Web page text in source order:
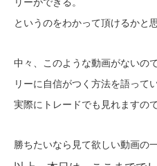
というのをわかって頂けるかと
中々、このような動画がないの
リーに自信がつく方法を語って
実際にトレードでも見れますの
勝ちたいなら見て欲しい動画の